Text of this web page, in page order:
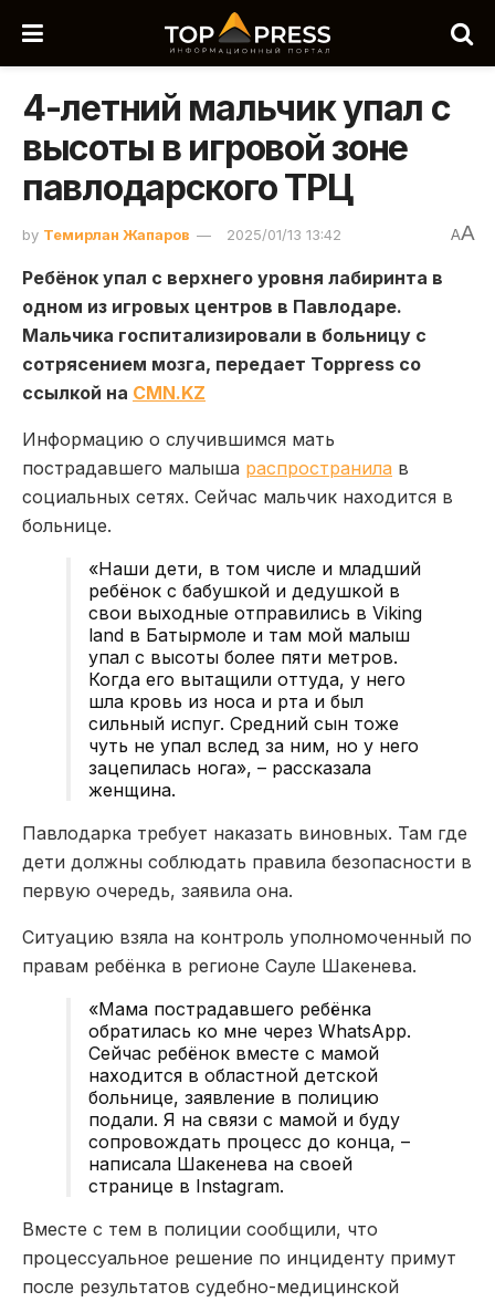
4-летний мальчик упал с
высоты в игровой зоне
павлодарского ТРЦ
by Темирлан Жапаров 2025/01/13 13:42 AA
Ребёнок упал с верхнего уровня лабиринта в
одном из игровых центров в Павлодаре.
Мальчика госпитализировали в больницу с
сотрясением мозга, передает Toppress со
ссылкой на CMN.KZ
Информацию о случившимся мать
пострадавшего малыша распространила в
социальных сетях. Сейчас мальчик находится в
больнице.
«Наши дети, в том числе и младший
ребёнок с бабушкой и дедушкой в
свои выходные отправились в Viking
land в Батырмоле и там мой малыш
упал с высоты более пяти метров.
Когда его вытащили оттуда, у него
шла кровь из носа и рта и был
сильный испуг. Средний сын тоже
чуть не упал вслед за ним, но у него
зацепилась нога», – рассказала
женщина.
Павлодарка требует наказать виновных. Там где
дети должны соблюдать правила безопасности в
первую очередь, заявила она.
Ситуацию взяла на контроль уполномоченный по
правам ребёнка в регионе Сауле Шакенева.
«Мама пострадавшего ребёнка
обратилась ко мне через WhatsApp.
Сейчас ребёнок вместе с мамой
находится в областной детской
больнице, заявление в полицию
подали. Я на связи с мамой и буду
сопровождать процесс до конца, –
написала Шакенева на своей
странице в Instagram.
Вместе с тем в полиции сообщили, что
процессуальное решение по инциденту примут
после результатов судебно-медицинской